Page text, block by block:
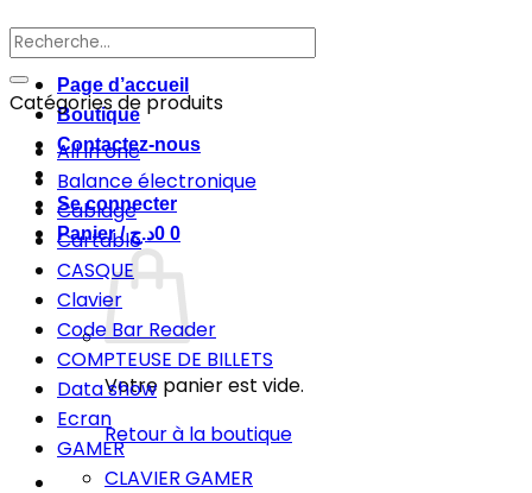
Page d’accueil
Boutique
Contactez-nous
Se connecter
Panier /
0د.ج 0
Votre panier est vide.
Retour à la boutique
Recherche
pour :
Catégories de produits
All in one
Balance électronique
Cablage
Cartable
CASQUE
Clavier
Code Bar Reader
COMPTEUSE DE BILLETS
Data show
Ecran
GAMER
CLAVIER GAMER